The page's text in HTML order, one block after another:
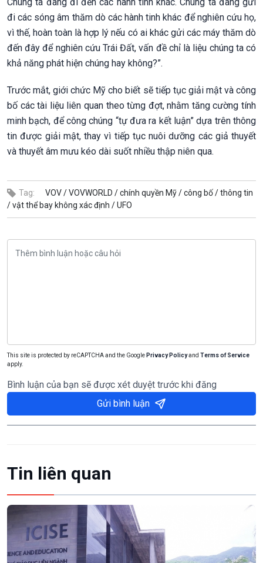
đi các sóng âm thăm dò các hành tinh khác để nghiên cứu họ,
vì thế, hoàn toàn là hợp lý nếu có ai khác gửi các máy thăm dò
đến đây để nghiên cứu Trái Đất, vấn đề chỉ là liệu chúng ta có
khả năng phát hiện chúng hay không?”.
Trước mắt, giới chức Mỹ cho biết sẽ tiếp tục giải mật và công
bố các tài liệu liên quan theo từng đợt, nhằm tăng cường tính
minh bạch, để công chúng “tự đưa ra kết luận” dựa trên thông
tin được giải mật, thay vì tiếp tục nuôi dưỡng các giả thuyết
và thuyết âm mưu kéo dài suốt nhiều thập niên qua.
Tag: VOV /VOVWORLD /chính quyền Mỹ /công bố /thông tin
/vật thể bay không xác định /UFO
This site is protected by reCAPTCHA and the Google Privacy Policyand Terms of Service
apply.
Bình luận của bạn sẽ được xét duyệt trước khi đăng
Gửi bình luận
Tin liên quan